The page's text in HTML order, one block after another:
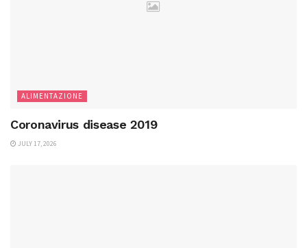
ALIMENTAZIONE
Coronavirus disease 2019
JULY 17, 2026